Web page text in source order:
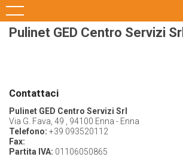
Pulinet GED Centro Servizi Srl
Contattaci
Pulinet GED Centro Servizi Srl
Via G. Fava, 49 , 94100 Enna - Enna
Telefono: +39 093520112
Fax:
Partita IVA: 01106050865